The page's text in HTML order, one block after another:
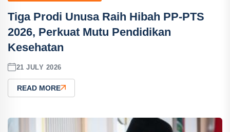
Tiga Prodi Unusa Raih Hibah PP-PTS
2026, Perkuat Mutu Pendidikan
Kesehatan
21 JULY 2026
READ MORE